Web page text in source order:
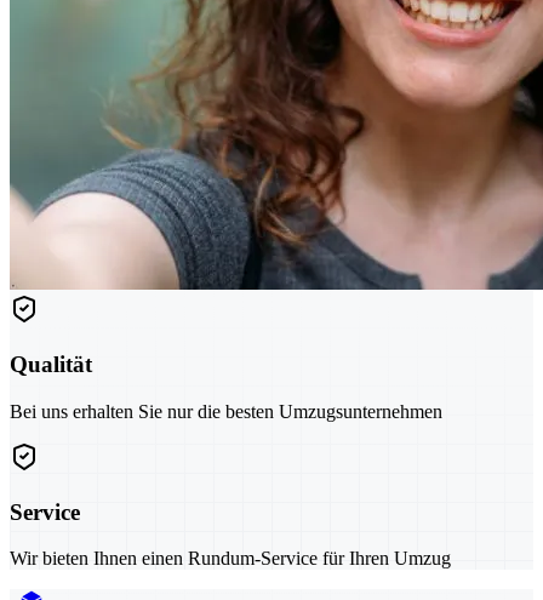
Qualität
Bei uns erhalten Sie nur die besten Umzugsunternehmen
Service
Wir bieten Ihnen einen Rundum-Service für Ihren Umzug